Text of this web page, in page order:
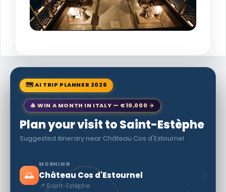
🗺 AI TRIP PLANNER 2026
🎄 WIN A MONTH IN ITALY — €10,000 →
Plan your visit to Saint-Estèphe
Suggested itinerary near Château Cos d'Estournel
🌅
MORNING
Château Cos d'Estournel
📍 Saint-Estèphe
›